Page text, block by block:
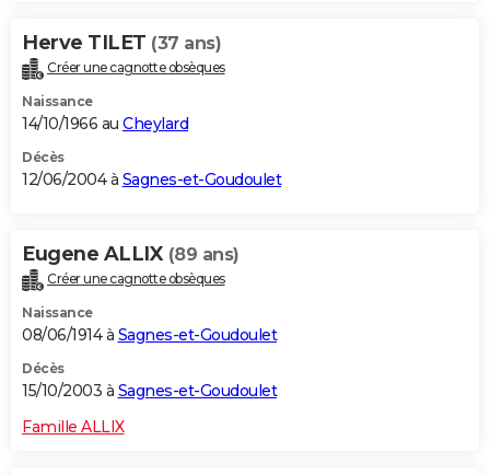
Herve TILET (37 ans)
Créer une cagnotte obsèques
Naissance
14/10/1966 au Cheylard
Décès
12/06/2004 à Sagnes-et-Goudoulet
Eugene ALLIX (89 ans)
Créer une cagnotte obsèques
Naissance
08/06/1914 à Sagnes-et-Goudoulet
Décès
15/10/2003 à Sagnes-et-Goudoulet
Famille ALLIX